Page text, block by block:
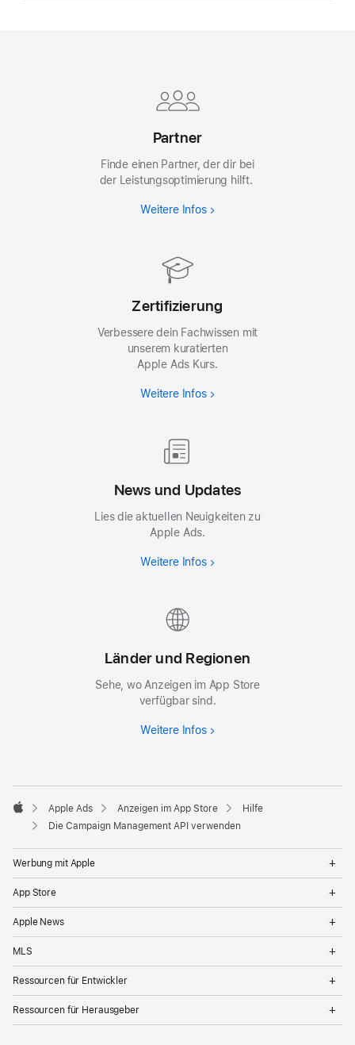
Partner
Finde einen Partner, der dir bei
der Leistungsoptimierung hilft.
Weitere Infos
Zertifizierung
Verbessere dein Fachwissen mit
unserem kuratierten
Apple Ads Kurs.
Weitere Infos
News und Updates
Lies die aktuellen Neuigkeiten zu
Apple Ads.
Weitere Infos
Länder und Regionen
Sehe, wo Anzeigen im App Store
verfügbar sind.
Weitere Infos
Apple
Apple Ads Anzeigen im App Store
Hilfe
Die Campaign Management API verwenden
Werbung mit Apple
App Store
Apple News
MLS
Ressourcen für Entwickler
Ressourcen für Herausgeber